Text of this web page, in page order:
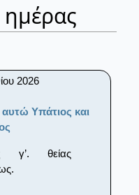
2026
αυτώ Υπάτιος και
γ’. θείας